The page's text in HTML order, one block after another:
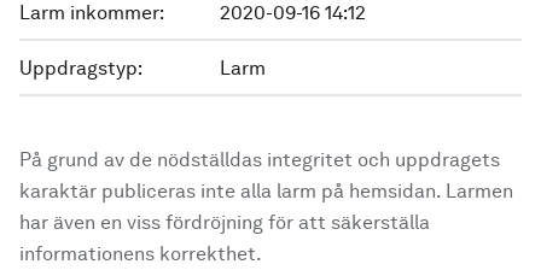
Larm inkommer: 2020-09-16 14:12
Uppdragstyp: Larm
På grund av de nödställdas integritet och uppdragets
karaktär publiceras inte alla larm på hemsidan. Larmen
har även en viss fördröjning för att säkerställa
informationens korrekthet.